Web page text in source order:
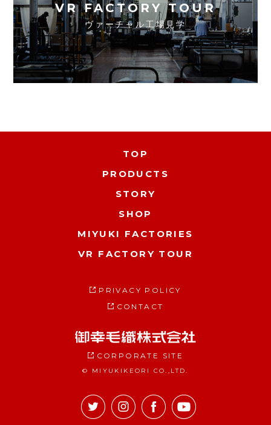
VR FACTORY TOUR
ヴァーチャル工場見学
TOP
PRODUCTS
STORY
SHOP
MIYUKI FACTORIES
VR FACTORY TOUR
PRIVACY POLICY
CONTACT
CORPORATE SITE
© MIYUKIKEORI CO.,LTD.